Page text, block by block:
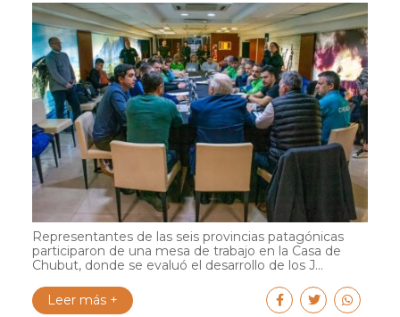
Representantes de las seis provincias patagónicas
participaron de una mesa de trabajo en la Casa de
Chubut, donde se evaluó el desarrollo de los J...
Leer más +